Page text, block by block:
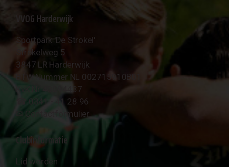
VVOG Harderwijk
Sportpark 'De Strokel'
Strokelweg 5
3847 LR Harderwijk
BTW Nummer NL 002715910B01
KvK Nr 40094437
☎︎ 0341 - 41 28 96
✉︎ Contactformulier
Clubinformatie
Lid worden